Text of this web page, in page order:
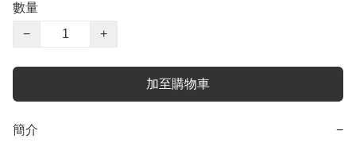
數量
−
+
加至購物車
簡介 −